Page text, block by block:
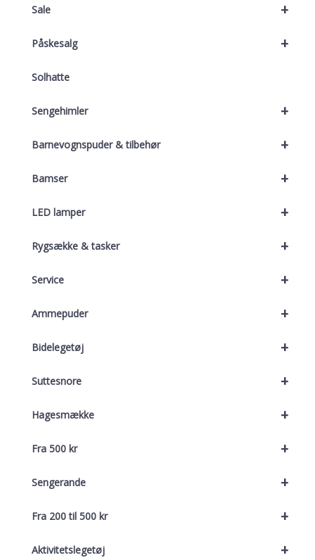
+
Sale
+
Påskesalg
Solhatte
+
Sengehimler
+
Barnevognspuder & tilbehør
+
Bamser
+
LED lamper
+
Rygsække & tasker
+
Service
+
Ammepuder
+
Bidelegetøj
+
Suttesnore
+
Hagesmække
+
Fra 500 kr
+
Sengerande
+
Fra 200 til 500 kr
+
Aktivitetslegetøj